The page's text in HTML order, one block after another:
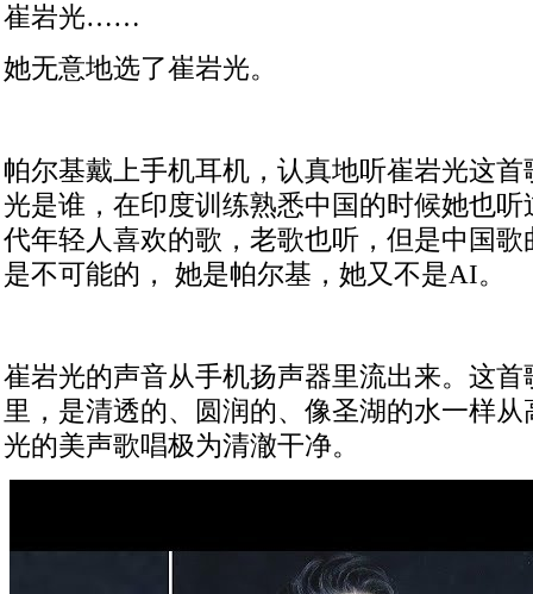
崔岩光……
她无意地选了崔岩光。
帕尔基戴上手机耳机，认真地听崔岩光这
光是谁，在印度训练熟悉中国的时候她也
代年轻人喜欢的歌，老歌也听，但是中国
是不可能的，
她是帕尔基，她又不是AI。
崔岩光的声音从手机扬声器里流出来。这
里，是清透的、圆润的、像圣湖的水一样
光的美声歌唱极为清澈干净。